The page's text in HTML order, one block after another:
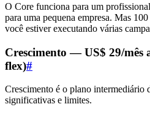
O Core funciona para um
para uma pequena empresa. Mas
você estiver executando várias
Crescimento — US$ 29/mês
flex)#
Crescimento é o plano intermediário
significativas e limites.